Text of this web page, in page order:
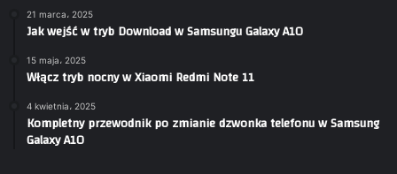
21 marca، 2025
Jak wejść w tryb Download w Samsungu Galaxy A10
15 maja، 2025
Włącz tryb nocny w Xiaomi Redmi Note 11
4 kwietnia، 2025
Kompletny przewodnik po zmianie dzwonka telefonu w Samsung
Galaxy A10